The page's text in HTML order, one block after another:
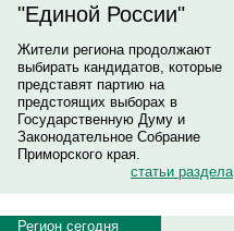
"Единой России"
Жители региона продолжают
выбирать кандидатов, которые
представят партию на
предстоящих выборах в
Государственную Думу и
Законодательное Собрание
Приморского края.
статьи раздела
Регион сегодня